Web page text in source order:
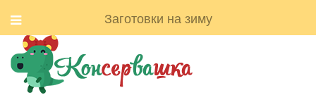
Заготовки на зиму